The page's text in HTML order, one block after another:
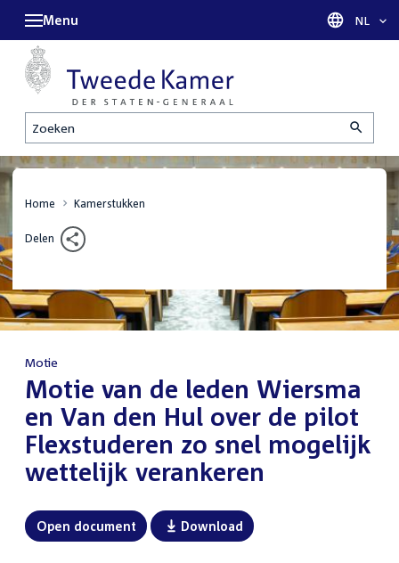
Zoeken
Menu Taal
NL
Home Kamerstukken
Delen
Motie
:Motie van de leden Wiersma
en Van den Hul over de pilot
Flexstuderen zo snel mogelijk
wettelijk verankeren
Open document Download